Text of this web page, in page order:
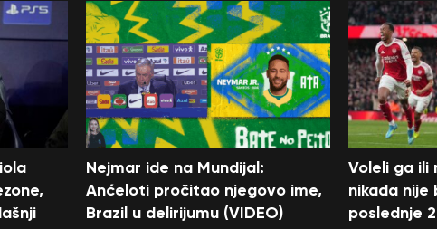
Nejmar ide na Mundijal:
Anćeloti pročitao njegovo ime,
Brazil u delirijumu (VIDEO)
Voleli ga ili
nikada nije
poslednje